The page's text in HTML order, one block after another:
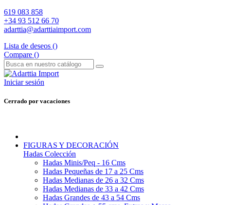
619 083 858
+34 93 512 66 70
adarttia@adarttiaimport.com
Lista de deseos ()
Compare ()
Iniciar sesión
Cerrado por vacaciones
FIGURAS Y DECORACIÓN
Hadas Colección
Hadas Minis/Peq - 16 Cms
Hadas Pequeñas de 17 a 25 Cms
Hadas Medianas de 26 a 32 Cms
Hadas Medianas de 33 a 42 Cms
Hadas Grandes de 43 a 54 Cms